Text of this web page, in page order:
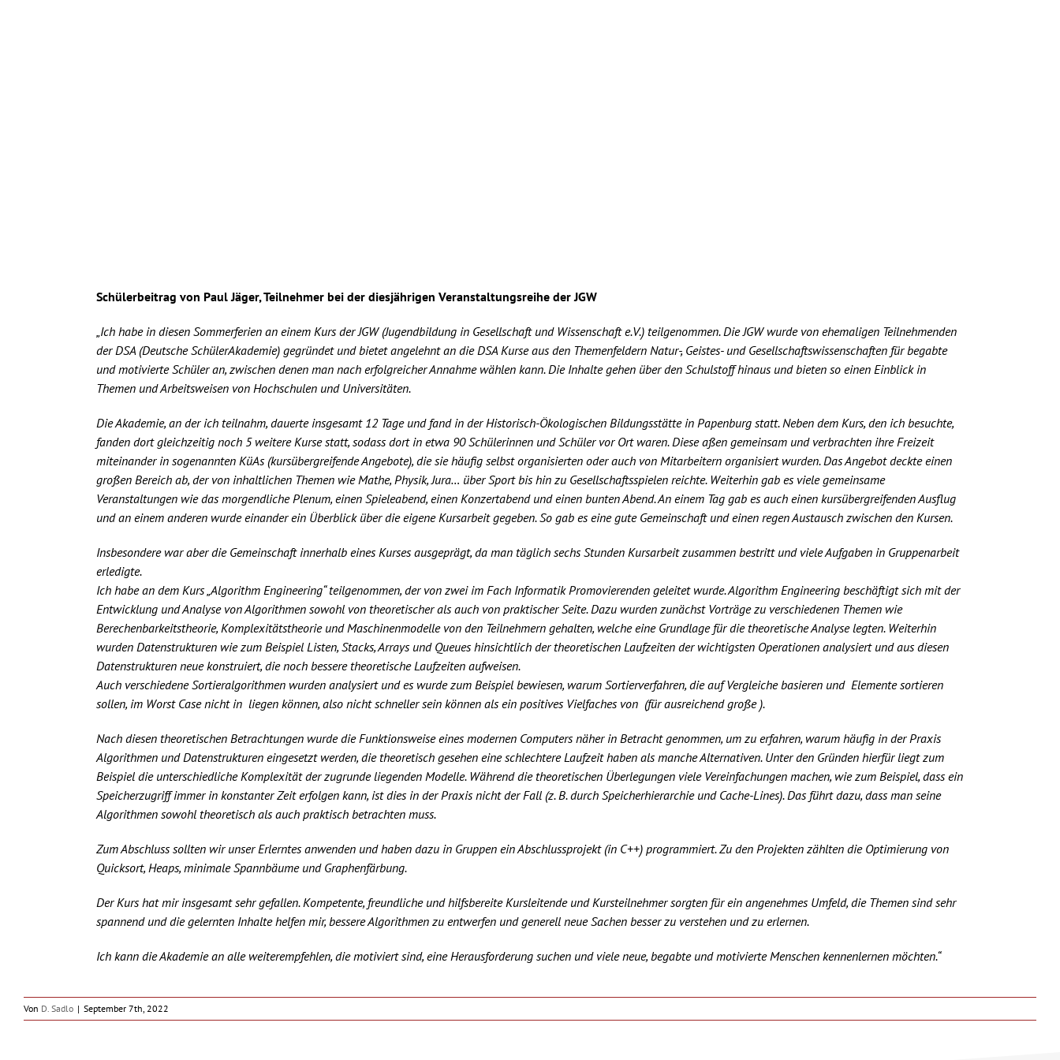
Schülerbeitrag von Paul Jäger, Teilnehmer bei der diesjährigen Veranstaltungsreihe der JGW
„Ich habe in diesen Sommerferien an einem Kurs der JGW (Jugendbildung in Gesellschaft und Wissenschaft e.V.) teilgenommen. Die JGW wurde von ehemaligen Teilnehmenden
der DSA (Deutsche SchülerAkademie) gegründet und bietet angelehnt an die DSA Kurse aus den Themenfeldern Natur-, Geistes- und Gesellschaftswissenschaften für begabte
und motivierte Schüler an, zwischen denen man nach erfolgreicher Annahme wählen kann. Die Inhalte gehen über den Schulstoff hinaus und bieten so einen Einblick in
Themen und Arbeitsweisen von Hochschulen und Universitäten.
Die Akademie, an der ich teilnahm, dauerte insgesamt 12 Tage und fand in der Historisch-Ökologischen Bildungsstätte in Papenburg statt. Neben dem Kurs, den ich besuchte,
fanden dort gleichzeitig noch 5 weitere Kurse statt, sodass dort in etwa 90 Schülerinnen und Schüler vor Ort waren. Diese aßen gemeinsam und verbrachten ihre Freizeit
miteinander in sogenannten KüAs (kursübergreifende Angebote), die sie häufig selbst organisierten oder auch von Mitarbeitern organisiert wurden. Das Angebot deckte einen
großen Bereich ab, der von inhaltlichen Themen wie Mathe, Physik, Jura… über Sport bis hin zu Gesellschaftsspielen reichte. Weiterhin gab es viele gemeinsame
Veranstaltungen wie das morgendliche Plenum, einen Spieleabend, einen Konzertabend und einen bunten Abend. An einem Tag gab es auch einen kursübergreifenden Ausflug
und an einem anderen wurde einander ein Überblick über die eigene Kursarbeit gegeben. So gab es eine gute Gemeinschaft und einen regen Austausch zwischen den Kursen.
Insbesondere war aber die Gemeinschaft innerhalb eines Kurses ausgeprägt, da man täglich sechs Stunden Kursarbeit zusammen bestritt und viele Aufgaben in Gruppenarbeit
erledigte.
Ich habe an dem Kurs „Algorithm Engineering“ teilgenommen, der von zwei im Fach Informatik Promovierenden geleitet wurde. Algorithm Engineering beschäftigt sich mit der
Entwicklung und Analyse von Algorithmen sowohl von theoretischer als auch von praktischer Seite. Dazu wurden zunächst Vorträge zu verschiedenen Themen wie
Berechenbarkeitstheorie, Komplexitätstheorie und Maschinenmodelle von den Teilnehmern gehalten, welche eine Grundlage für die theoretische Analyse legten. Weiterhin
wurden Datenstrukturen wie zum Beispiel Listen, Stacks, Arrays und Queues hinsichtlich der theoretischen Laufzeiten der wichtigsten Operationen analysiert und aus diesen
Datenstrukturen neue konstruiert, die noch bessere theoretische Laufzeiten aufweisen.
Auch verschiedene Sortieralgorithmen wurden analysiert und es wurde zum Beispiel bewiesen, warum Sortierverfahren, die auf Vergleiche basieren und Elemente sortieren
sollen, im Worst Case nicht in liegen können, also nicht schneller sein können als ein positives Vielfaches von (für ausreichend große ).
Nach diesen theoretischen Betrachtungen wurde die Funktionsweise eines modernen Computers näher in Betracht genommen, um zu erfahren, warum häufig in der Praxis
Algorithmen und Datenstrukturen eingesetzt werden, die theoretisch gesehen eine schlechtere Laufzeit haben als manche Alternativen. Unter den Gründen hierfür liegt zum
Beispiel die unterschiedliche Komplexität der zugrunde liegenden Modelle. Während die theoretischen Überlegungen viele Vereinfachungen machen, wie zum Beispiel, dass ein
Speicherzugriff immer in konstanter Zeit erfolgen kann, ist dies in der Praxis nicht der Fall (z. B. durch Speicherhierarchie und Cache-Lines). Das führt dazu, dass man seine
Algorithmen sowohl theoretisch als auch praktisch betrachten muss.
Zum Abschluss sollten wir unser Erlerntes anwenden und haben dazu in Gruppen ein Abschlussprojekt (in C++) programmiert. Zu den Projekten zählten die Optimierung von
Quicksort, Heaps, minimale Spannbäume und Graphenfärbung.
Der Kurs hat mir insgesamt sehr gefallen. Kompetente, freundliche und hilfsbereite Kursleitende und Kursteilnehmer sorgten für ein angenehmes Umfeld, die Themen sind sehr
spannend und die gelernten Inhalte helfen mir, bessere Algorithmen zu entwerfen und generell neue Sachen besser zu verstehen und zu erlernen.
Ich kann die Akademie an alle weiterempfehlen, die motiviert sind, eine Herausforderung suchen und viele neue, begabte und motivierte Menschen kennenlernen möchten.“
Von D. Sadlo | September 7th, 2022